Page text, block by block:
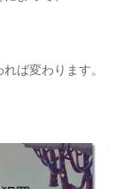
ば変わります。